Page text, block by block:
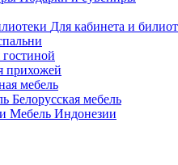
Для кабинета и
прихожей
мебель
Белорусская мебель
Мебель Индонезии